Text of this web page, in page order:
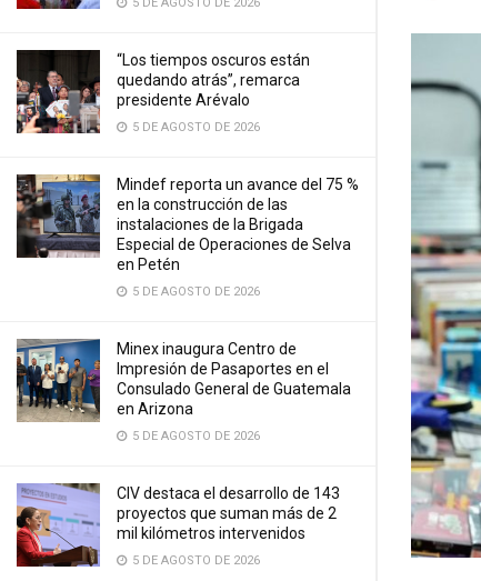
“Los tiempos oscuros están
quedando atrás”, remarca
presidente Arévalo
5 DE AGOSTO DE 2026
Mindef reporta un avance del 75 %
en la construcción de las
instalaciones de la Brigada
Especial de Operaciones de Selva
en Petén
5 DE AGOSTO DE 2026
Minex inaugura Centro de
Impresión de Pasaportes en el
Consulado General de Guatemala
en Arizona
5 DE AGOSTO DE 2026
CIV destaca el desarrollo de 143
proyectos que suman más de 2
mil kilómetros intervenidos
5 DE AGOSTO DE 2026